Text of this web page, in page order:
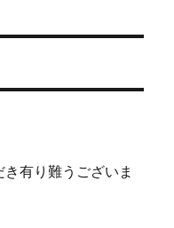
有り難うございま